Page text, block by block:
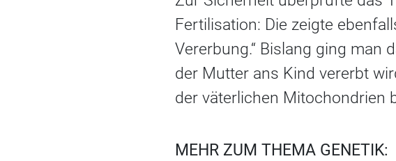
Fertilisation: Die zeigte
Vererbung.“ Bislang ging man
der Mutter ans Kind vererbt
der väterlichen Mitochondrien
MEHR ZUM THEMA GENETIK: